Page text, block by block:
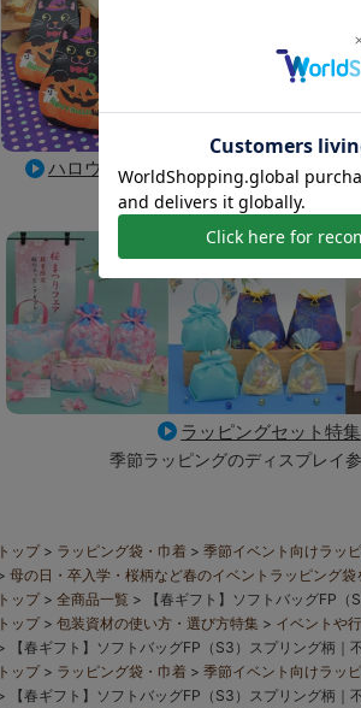
ハロウィンラッピング 夏
ラッピングセット特集
季節ラッピングのディスプレイ
トップ ラッピング袋・巾着
季節イベント向けラッ
母の日・卒入学・桜柄など春のイベントラッピング袋
トップ
全商品一覧
【春ギフト】ソフトバッグFP
トップ
包装資材の使い方・選び方特集
イベントや
【春ギフト】ソフトバッグFP（S3）スプリング柄｜
トップ
ラッピング袋・巾着 季節イベント向けラッ
【春ギフト】ソフトバッグFP（S3）スプリング柄｜